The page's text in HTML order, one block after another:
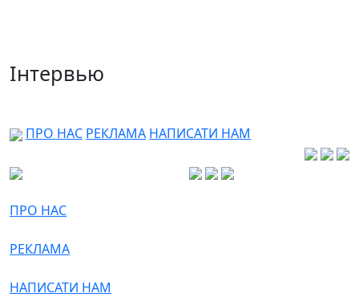
Інтервью
ПРО НАС РЕКЛАМА НАПИСАТИ НАМ
ПРО НАС
РЕКЛАМА
НАПИСАТИ НАМ